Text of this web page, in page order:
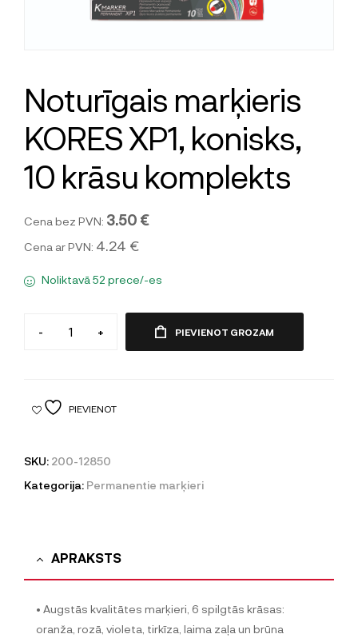
Noturīgais marķieris
KORES XP1, konisks,
10 krāsu komplekts
Cena bez PVN: 3.50 €
Cena ar PVN: 4.24 €
Noliktavā 52 prece/-es
- + PIEVIENOT GROZAM
PIEVIENOT
SKU: 200-12850
Kategorija: Permanentie marķieri
APRAKSTS
• Augstās kvalitātes marķieri, 6 spilgtās krāsas:
oranža, rozā, violeta, tirkīza, laima zaļa un brūna